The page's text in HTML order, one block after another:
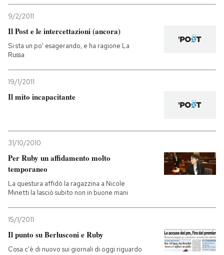
9/2/2011
Il Post e le intercettazioni (ancora)
Si sta un po' esagerando, e ha ragione La
Russa
19/1/2011
Il mito incapacitante
31/10/2010
Per Ruby un affidamento molto
temporaneo
La questura affidò la ragazzina a Nicole
Minetti la lasciò subito non in buone mani
15/1/2011
Il punto su Berlusconi e Ruby
Cosa c'è di nuovo sui giornali di oggi riguardo